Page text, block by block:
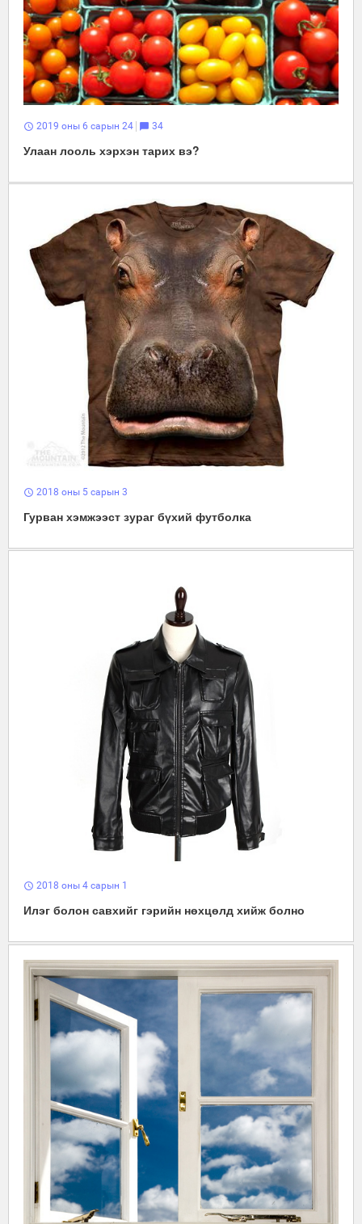
schedule 2019 оны 6 сарын 24 chat_bubble 34
Улаан лооль хэрхэн тарих вэ?
schedule 2018 оны 5 сарын 3
Гурван хэмжээст зураг бүхий футболка
schedule 2018 оны 4 сарын 1
Илэг болон савхийг гэрийн нөхцөлд хийж болно